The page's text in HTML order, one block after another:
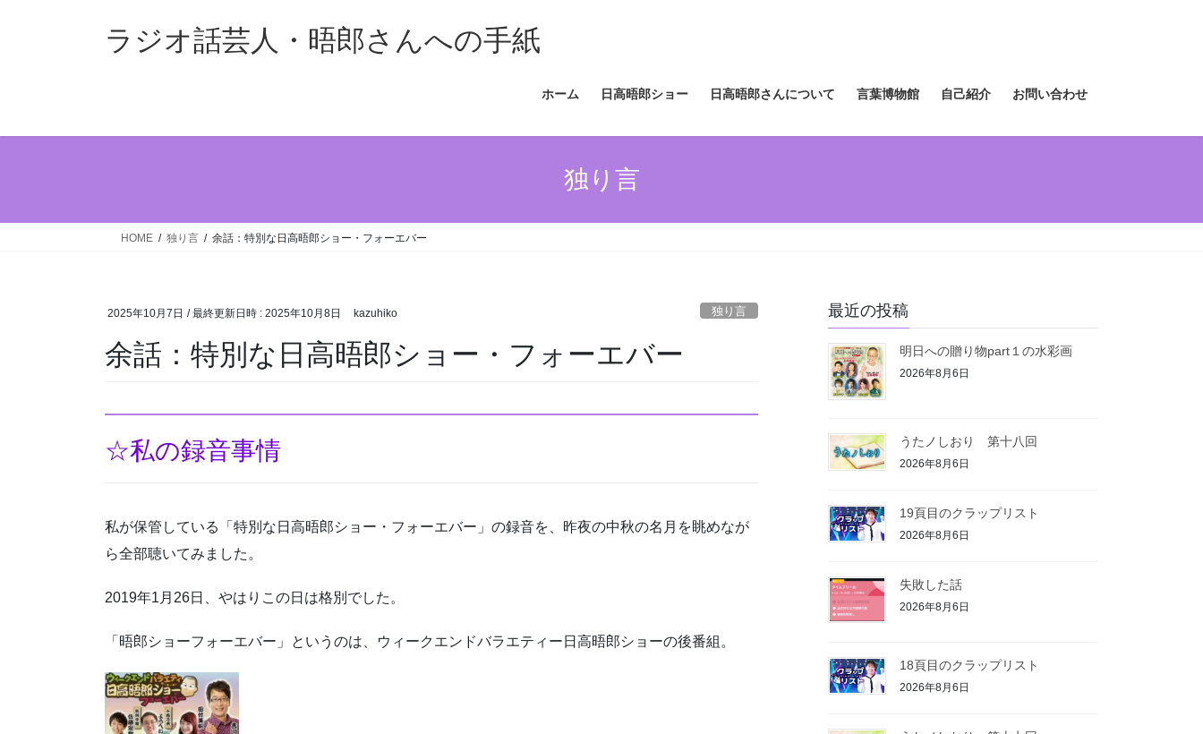
ス
ン
ラジオ話芸人・晤郎さんへの手紙
ホーム 日高晤郎ショー 日高晤郎さんについて 言葉博物館 自己紹介 お問い合わせ
独り言
HOME 独り言 余話：特別な日高晤郎ショー・フォーエバー
2025年10月7日 / 最終更新日時 : 2025年10月8日 kazuhiko 独り言
余話：特別な日高晤郎ショー・フォーエバー
☆私の録音事情
私が保管している「特別な日高晤郎ショー・フォーエバー」の録音を、昨夜の中秋の名月を眺めなが
ら全部聴いてみました。
2019年1月26日、やはりこの日は格別でした。
「晤郎ショーフォーエバー」というのは、ウィークエンドバラエティー日高晤郎ショーの後番組。
最近の投稿
明日への贈り物part１の水彩画
2026年8月6日
うたノしおり 第十八回
2026年8月6日
19頁目のクラップリスト
2026年8月6日
失敗した話
2026年8月6日
18頁目のクラップリスト
2026年8月6日